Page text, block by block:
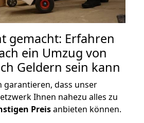
gemacht: Erfahren
ein Umzug von
Geldern sein kann
garantieren, dass unser
Ihnen nahezu alles zu
Preisanbieten können.